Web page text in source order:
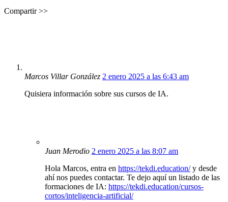
Compartir >>
Marcos Villar González 2 enero 2025 a las 6:43 am
Quisiera información sobre sus cursos de IA.
Juan Merodio 2 enero 2025 a las 8:07 am
Hola Marcos, entra en https://tekdi.education/y desde
ahí nos puedes contactar. Te dejo aquí un listado de las
formaciones de IA: https://tekdi.education/cursos-
cortos/inteligencia-artificial/